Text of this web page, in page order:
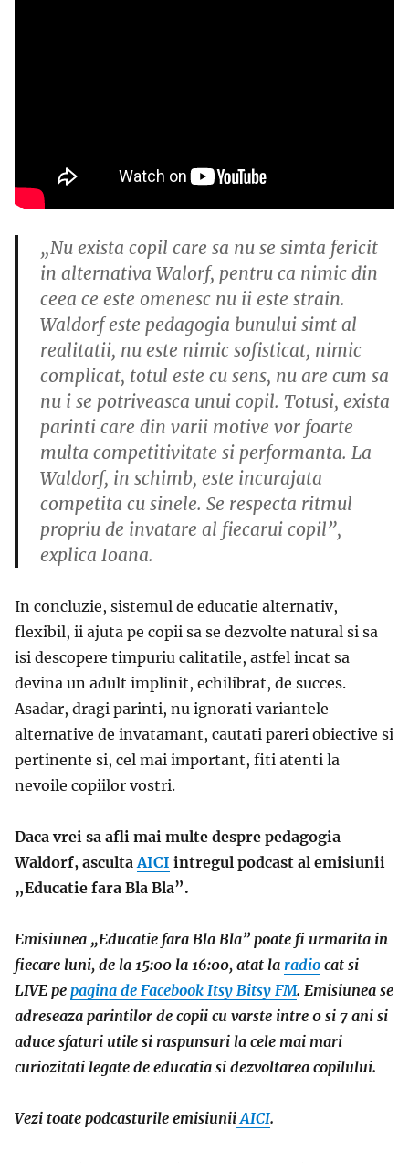
„Nu exista copil care sa nu se simta fericit
in alternativa Walorf, pentru ca nimic din
ceea ce este omenesc nu ii este strain.
Waldorf este pedagogia bunului simt al
realitatii, nu este nimic sofisticat, nimic
complicat, totul este cu sens, nu are cum sa
nu i se potriveasca unui copil. Totusi, exista
parinti care din varii motive vor foarte
multa competitivitate si performanta. La
Waldorf, in schimb, este incurajata
competita cu sinele. Se respecta ritmul
propriu de invatare al fiecarui copil”,
explica Ioana.
In concluzie, sistemul de educatie alternativ,
flexibil, ii ajuta pe copii sa se dezvolte natural si sa
isi descopere timpuriu calitatile, astfel incat sa
devina un adult implinit, echilibrat, de succes.
Asadar, dragi parinti, nu ignorati variantele
alternative de invatamant, cautati pareri obiective si
pertinente si, cel mai important, fiti atenti la
nevoile copiilor vostri.
Daca vrei sa afli mai multe despre pedagogia
Waldorf, asculta AICI intregul podcast al emisiunii
„Educatie fara Bla Bla”.
Emisiunea „Educatie fara Bla Bla” poate fi urmarita in
fiecare luni, de la 15:00 la 16:00, atat la radio cat si
LIVE pe pagina de Facebook Itsy Bitsy FM. Emisiunea se
adreseaza parintilor de copii cu varste intre 0 si 7 ani si
aduce sfaturi utile si raspunsuri la cele mai mari
curiozitati legate de educatia si dezvoltarea copilului.
Vezi toate podcasturile emisiunii AICI.